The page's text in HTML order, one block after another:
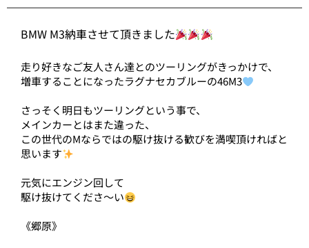
BMW M3納車させて頂きました
走り好きなご友人さん達とのツーリングがきっかけで、
増車することになったラグナセカブルーの46M3
さっそく明日もツーリングという事で、
メインカーとはまた違った、
この世代のMならではの駆け抜ける歓びを満喫頂ければと
思います
元気にエンジン回して
駆け抜けてくださ〜い
《郷原》